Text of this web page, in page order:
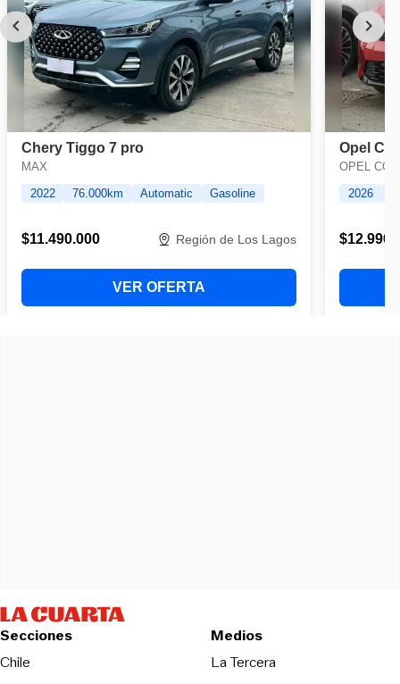
Secciones
Chile
Medios
La TerceraOpens in new